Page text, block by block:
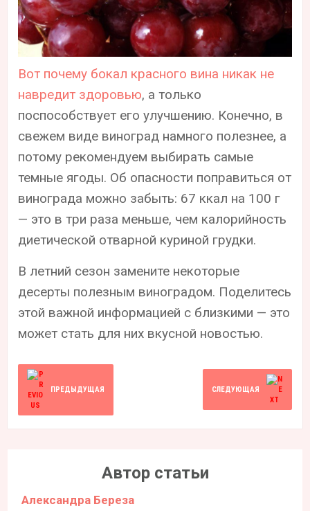
Вот почему бокал красного вина никак не
навредит здоровью, а только
поспособствует его улучшению. Конечно, в
свежем виде виноград намного полезнее, а
потому рекомендуем выбирать самые
темные ягоды. Об опасности поправиться от
винограда можно забыть: 67 ккал на 100 г
— это в три раза меньше, чем калорийность
диетической отварной куриной грудки.
В летний сезон замените некоторые
десерты полезным виноградом. Поделитесь
этой важной информацией с близкими — это
может стать для них вкусной новостью.
ПРЕДЫДУЩАЯ СЛЕДУЮЩАЯ
Автор статьи
Александра Береза